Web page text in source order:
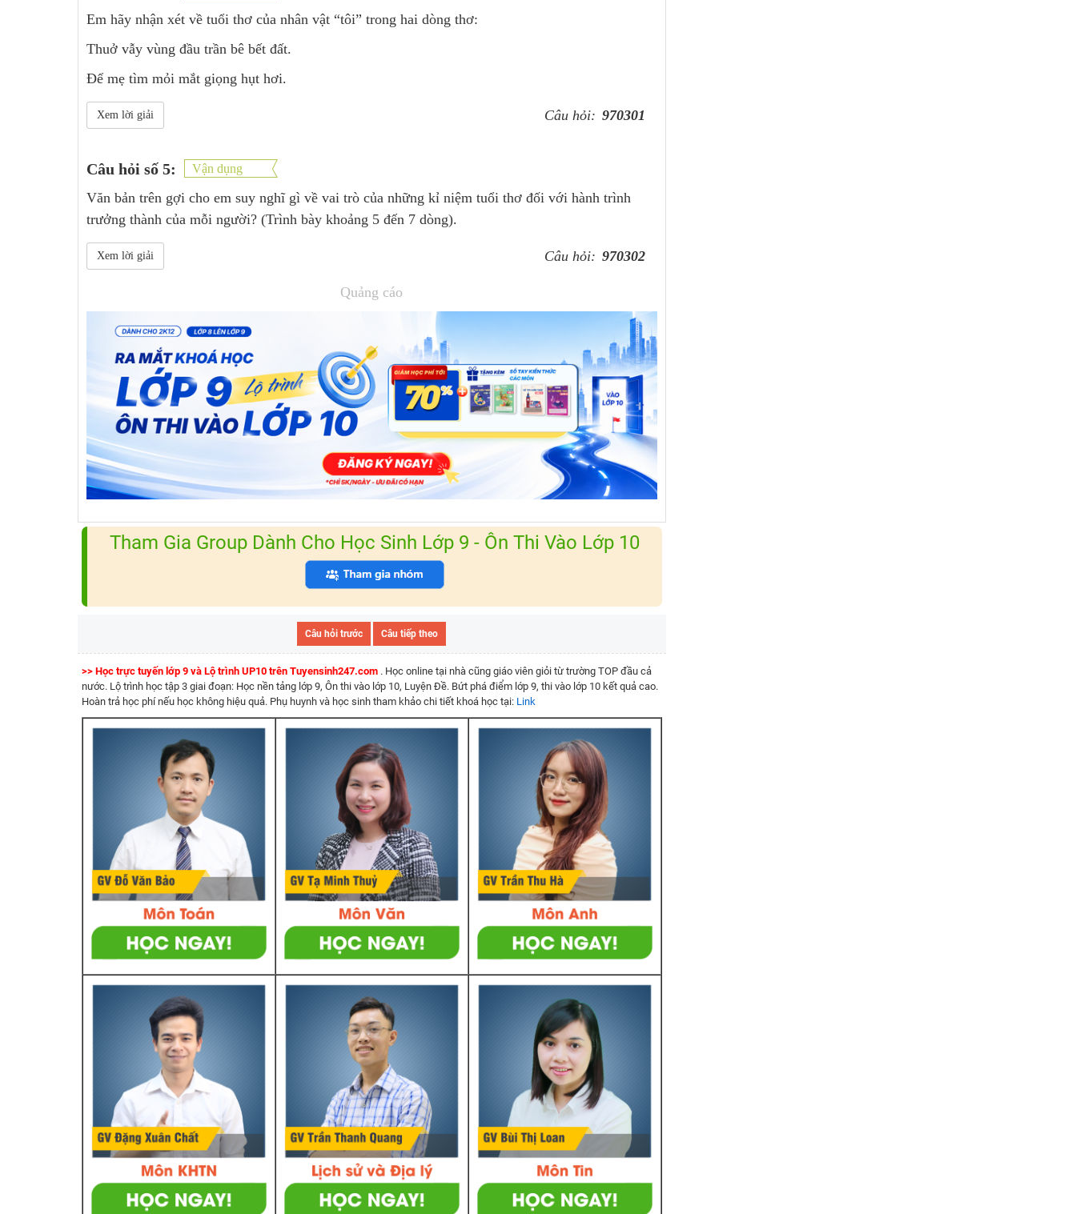
Em hãy nhận xét về tuổi thơ của nhân vật “tôi” trong hai dòng thơ:
Thuở vẫy vùng đầu trần bê bết đất.
Để mẹ tìm mỏi mắt giọng hụt hơi.
Xem lời giải Câu hỏi: 970301
Câu hỏi số 5: Vận dụng
Văn bản trên gợi cho em suy nghĩ gì về vai trò của những kỉ niệm tuổi thơ đối với hành trình
trưởng thành của mỗi người? (Trình bày khoảng 5 đến 7 dòng).
Xem lời giải Câu hỏi: 970302
Quảng cáo
Tham Gia Group Dành Cho Học Sinh Lớp 9 - Ôn Thi Vào Lớp 10
Câu hỏi trước Câu tiếp theo
>> Học trực tuyến lớp 9 và Lộ trình UP10 trên Tuyensinh247.com . Học online tại nhà cũng giáo viên giỏi từ trường TOP đầu cả
nước. Lộ trình học tập 3 giai đoạn: Học nền tảng lớp 9, Ôn thi vào lớp 10, Luyện Đề. Bứt phá điểm lớp 9, thi vào lớp 10 kết quả cao.
Hoàn trả học phí nếu học không hiệu quả. Phụ huynh và học sinh tham khảo chi tiết khoá học tại: Link